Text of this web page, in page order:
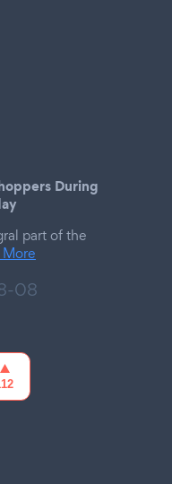
During
part of the
More
08